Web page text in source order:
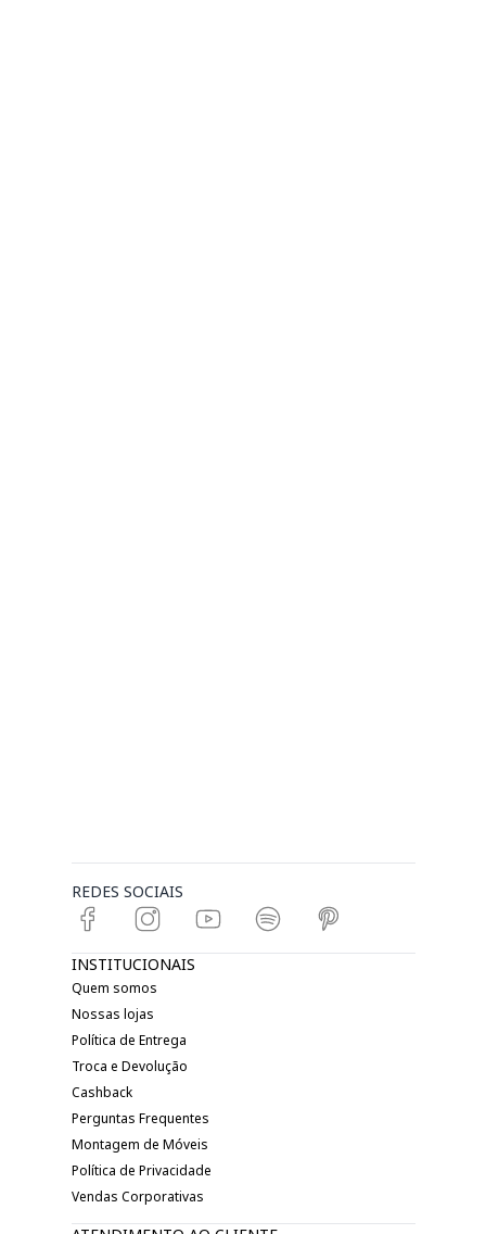
REDES SOCIAIS
INSTITUCIONAIS
Quem somos
Nossas lojas
Política de Entrega
Troca e Devolução
Cashback
Perguntas Frequentes
Montagem de Móveis
Política de Privacidade
Vendas Corporativas